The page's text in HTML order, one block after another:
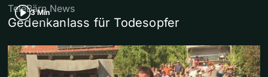
3 Min
TeleBärn News
Gedenkanlass für Todesopfer